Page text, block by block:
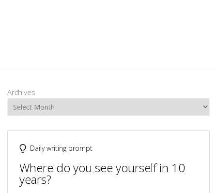
Archives
Daily writing prompt
Where do you see yourself in 10
years?